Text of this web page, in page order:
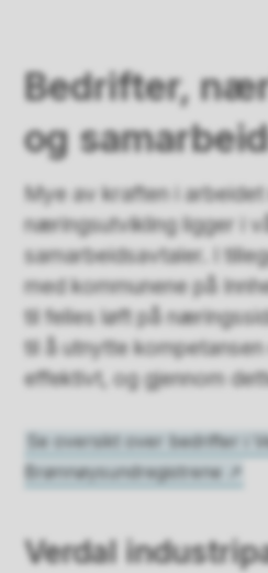
Bedrifter,
og
Mye av kraften i arbeidet
næringsutvikling ligger i
samarbeidsavtaler. I
med kommunene på
til felles løft på
til å utnytte
effektivt, og gjennom
Se oversikt over bedrifter i
Brønnøysundregistrene
Verdal